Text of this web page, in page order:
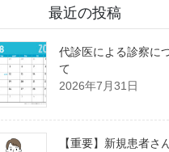
最近の投稿
代診医による診察に
て
2026年7月31日
【重要】新規患者さ